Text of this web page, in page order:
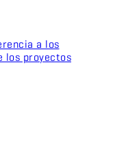
a los
los proyectos